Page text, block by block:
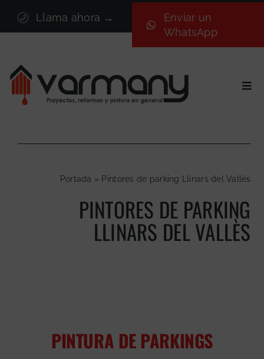
contenido
Llama ahora →
Enviar un
WhatsApp
Sectores
ProyectosPortada » Pintores de parking Llinars del Vallès
PINTORES DE PARKING
LLINARS DEL VALLÈS
PINTURA DE PARKINGS